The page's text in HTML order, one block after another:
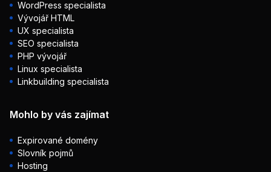
WordPress specialista
Vývojář HTML
UX specialista
SEO specialista
PHP vývojář
Linux specialista
Linkbuilding specialista
Mohlo by vás zajímat
Expirované domény
Slovník pojmů
Hosting